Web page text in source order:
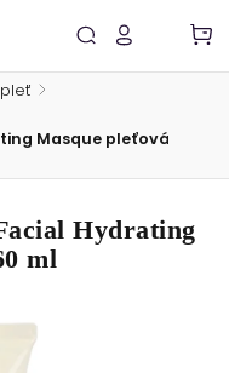
/
Masque pleťová
Hydrating
ml